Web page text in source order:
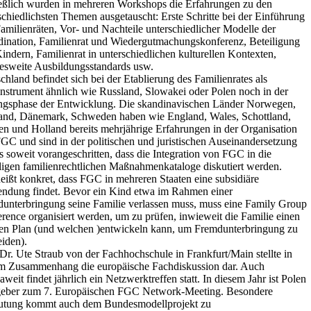
wurden in mehreren Workshops die Erfahrungen zu den
Themen ausgetauscht: Erste Schritte bei der Einführung
Vor- und Nachteile unterschiedlicher Modelle der
Familienrat und Wiedergutmachungskonferenz, Beteiligung
Familienrat in unterschiedlichen kulturellen Kontexten,
Ausbildungsstandards usw.
befindet sich bei der Etablierung des Familienrates als
ähnlich wie Russland, Slowakei oder Polen noch in der
der Entwicklung. Die skandinavischen Länder Norwegen,
Dänemark, Schweden haben wie England, Wales, Schottland,
und Holland bereits mehrjährige Erfahrungen in der Organisation
und sind in der politischen und juristischen Auseinandersetzung
soweit vorangeschritten, dass die Integration von FGC in die
familienrechtlichen Maßnahmenkataloge diskutiert werden.
konkret, dass FGC in mehreren Staaten eine subsidiäre
findet. Bevor ein Kind etwa im Rahmen einer
seine Familie verlassen muss, muss eine Family Group
organisiert werden, um zu prüfen, inwieweit die Familie einen
Plan (und welchen )entwickeln kann, um Fremdunterbringung zu
Ute Straub von der Fachhochschule in Frankfurt/Main stellte in
Zusammenhang die europäische Fachdiskussion dar. Auch
findet jährlich ein Netzwerktreffen statt. In diesem Jahr ist Polen
zum 7. Europäischen FGC Network-Meeting. Besondere
kommt auch dem Bundesmodellprojekt zu